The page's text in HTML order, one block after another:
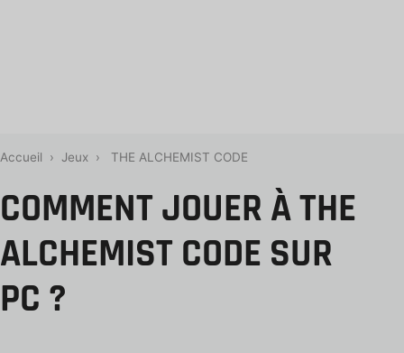
Accueil › Jeux › THE ALCHEMIST CODE
COMMENT JOUER À THE
ALCHEMIST CODE SUR
PC ?